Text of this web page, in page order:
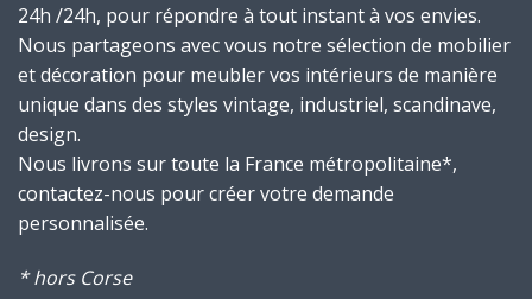
24h /24h, pour répondre à tout instant à vos envies.
Nous partageons avec vous notre sélection de mobilier
et décoration pour meubler vos intérieurs de manière
unique dans des styles vintage, industriel, scandinave,
design.
Nous livrons sur toute la France métropolitaine*,
contactez-nous pour créer votre demande
personnalisée.
* hors Corse